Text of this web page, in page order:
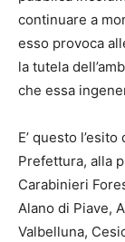
continuare a
esso provoca
la tutela
che essa
E’ questo
Prefettura, alla
Carabinieri
Alano di Piave,
Valbelluna,